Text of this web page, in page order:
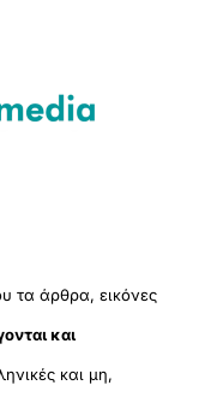
τα άρθρα, εικόνες
και
και μη,